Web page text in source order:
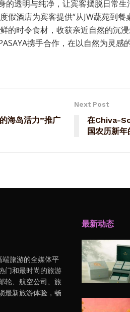
的透明与纯净，让宾客摆脱日常
假酒店为宾客提供“从JW蔬苑到
的时令食材，收获亲近自然的沉
携手合作，在以自然为灵感
海岛活力”推广
Next Post
在Chiva-
国农历新
旅游的全媒体平
门和最时尚的旅游
轮、航空公司、旅
最新旅游体验，畅
最新动态